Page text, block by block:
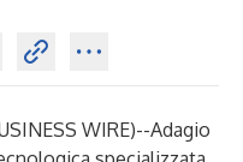
WIRE)--Adagio